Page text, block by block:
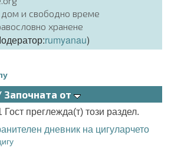
дом и свободно време
хранене
rumyanau)
Започната от
преглежда(т) този раздел.
дневник на цигуларчето